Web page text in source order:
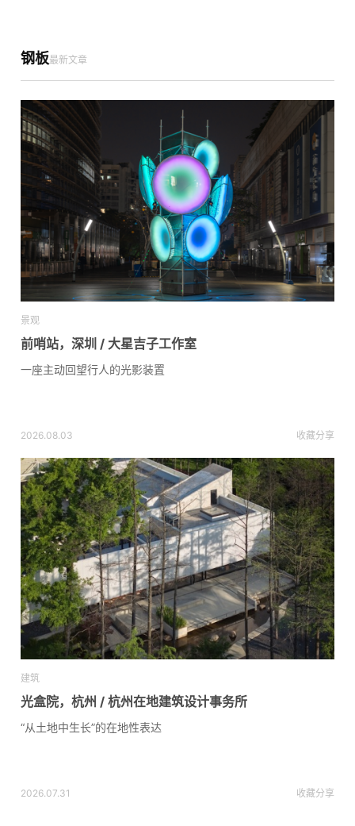
钢板最新文章
景观
前哨站，深圳 / 大星吉子工作室
一座主动回望行人的光影装置
2026.08.03 收藏分享
建筑
光盒院，杭州 / 杭州在地建筑设计事务所
“从土地中生长”的在地性表达
2026.07.31 收藏分享